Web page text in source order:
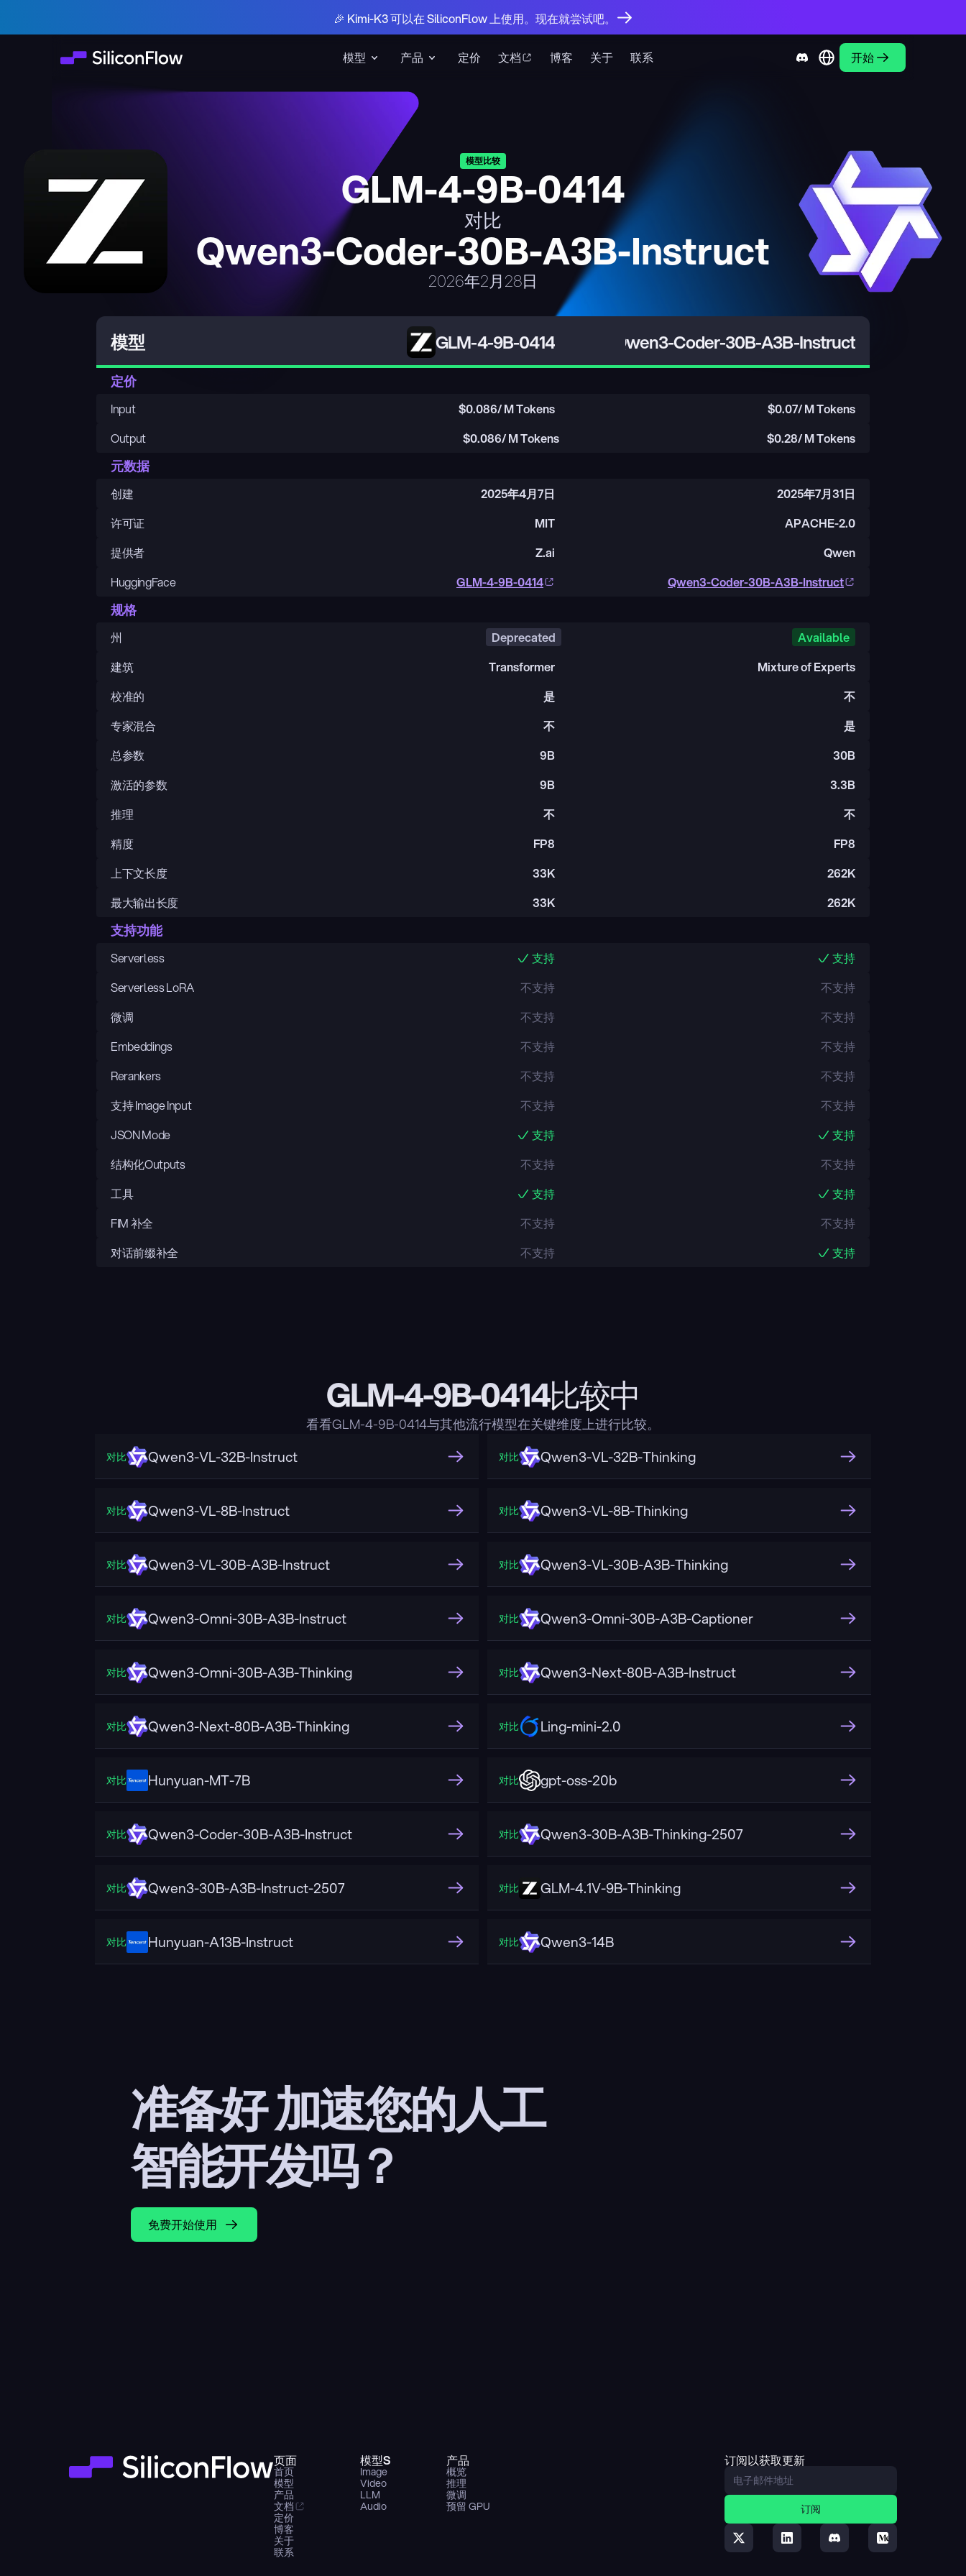
模型 产品 定价 文档 博客 关于 联系 开始
🎉 Kimi-K3 可以在 SiliconFlow 上使用。现在就尝试吧。
模型比较
GLM-4-9B-0414
对比
Qwen3-Coder-30B-A3B-Instruct
2026年2月28日
模型 GLM-4-9B-0414 Qwen3-Coder-30B-A3B-Instruct
定价
Input $0.086/ M Tokens $0.07/ M Tokens
Output
$0.086/ M Tokens $0.28/ M Tokens
元数据
创建 2025年4月7日
2025年7月31日
许可证
MIT
APACHE-2.0
提供者
Z.ai
Qwen
HuggingFace
GLM-4-9B-0414 Qwen3-Coder-30B-A3B-Instruct
规格
州 Deprecated
Available
建筑
Transformer
Mixture of Experts
校准的
是
不
专家混合
不
是
总参数
9B
30B
激活的参数
9B
3.3B
推理
不
不
精度
FP8
FP8
上下文长度
33K
262K
最大输出长度
33K 262K
支持功能
Serverless 支持
支持
Serverless LoRA
不支持
不支持
微调
不支持
不支持
Embeddings
不支持
不支持
Rerankers
不支持
不支持
支持 Image Input
不支持
不支持
JSON Mode
支持
支持
结构化Outputs
不支持
不支持
工具
支持
支持
FIM 补全
不支持
不支持
对话前缀补全
不支持 支持
GLM-4-9B-0414比较中
看看GLM-4-9B-0414与其他流行模型在关键维度上进行比较。
对比 Qwen3-VL-32B-Instruct 对比 Qwen3-VL-32B-Thinking
对比 Qwen3-VL-8B-Instruct 对比 Qwen3-VL-8B-Thinking
对比 Qwen3-VL-30B-A3B-Instruct 对比 Qwen3-VL-30B-A3B-Thinking
对比 Qwen3-Omni-30B-A3B-Instruct 对比 Qwen3-Omni-30B-A3B-Captioner
对比 Qwen3-Omni-30B-A3B-Thinking 对比 Qwen3-Next-80B-A3B-Instruct
对比 Qwen3-Next-80B-A3B-Thinking 对比 Ling-mini-2.0
对比 Hunyuan-MT-7B 对比 gpt-oss-20b
对比 Qwen3-Coder-30B-A3B-Instruct 对比 Qwen3-30B-A3B-Thinking-2507
对比 Qwen3-30B-A3B-Instruct-2507 对比 GLM-4.1V-9B-Thinking
对比 Hunyuan-A13B-Instruct 对比 Qwen3-14B
准备好 加速您的人工
智能开发吗？
免费开始使用
页面
首页
模型
产品
文档
定价
博客
关于
联系
模型S
Image
Video
LLM
Audio
产品
概览
推理
微调
预留 GPU
订阅以获取更新
订阅